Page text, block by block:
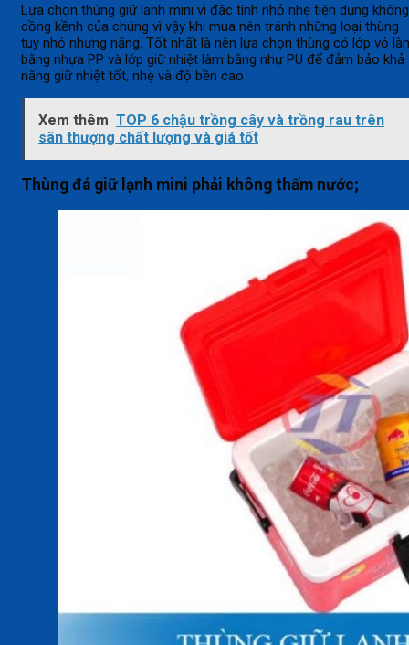
Lựa chọn thùng giữ lạnh mini vì đặc tính nhỏ nhẹ tiện dụng không
cồng kềnh của chúng vì vậy khi mua nên tránh những loại thùng
tuy nhỏ nhưng nặng. Tốt nhất là nên lựa chọn thùng có lớp vỏ
bằng nhựa PP và lớp giữ nhiệt làm bằng nhự PU để đảm bảo khả
năng giữ nhiệt tốt, nhẹ và độ bền cao
Xem thêm TOP 6 chậu trồng cây và trồng rau trên
sân thượng chất lượng và giá tốt
Thùng đá giữ lạnh mini phải không thấm nước;